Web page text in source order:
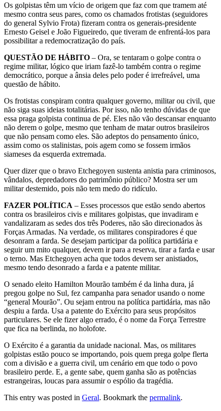
Os golpistas têm um vício de origem que faz com que tramem até
mesmo contra seus pares, como os chamados frotistas (seguidores
do general Sylvio Frota) fizeram contra os generais-presidente
Ernesto Geisel e João Figueiredo, que tiveram de enfrentá-los para
possibilitar a redemocratização do país.
QUESTÃO DE HÁBITO – Ora, se tentaram o golpe contra o
regime militar, lógico que iriam fazê-lo também contra o regime
democrático, porque a ânsia deles pelo poder é irrefreável, uma
questão de hábito.
Os frotistas conspiram contra qualquer governo, militar ou civil, que
não siga suas ideias totalitárias. Por isso, não tenho dúvidas de que
essa praga golpista continua de pé. Eles não vão descansar enquanto
não derem o golpe, mesmo que tenham de matar outros brasileiros
que não pensam como eles. São adeptos do pensamento único,
assim como os stalinistas, pois agem como se fossem irmãos
siameses da esquerda extremada.
Quer dizer que o bravo Etchegoyen sustenta anistia para criminosos,
vândalos, depredadores do patrimônio público? Mostra ser um
militar destemido, pois não tem medo do ridículo.
FAZER POLÍTICA – Esses processos que estão sendo abertos
contra os brasileiros civis e militares golpistas, que invadiram e
vandalizaram as sedes dos três Poderes, não são direcionados às
Forças Armadas. Na verdade, os militares conspiradores é que
desonram a farda. Se desejam participar da política partidária e
seguir um mito qualquer, devem ir para a reserva, tirar a farda e usar
o terno. Mas Etchegoyen acha que todos devem ser anistiados,
mesmo tendo desonrado a farda e a patente militar.
O senado eleito Hamilton Mourão também é da linha dura, já
pregou golpe no Sul, fez campanha para senador usando o nome
“general Mourão”. Ou sejam entrou na política partidária, mas não
despiu a farda. Usa a patente do Exército para seus propósitos
particulares. Se ele fizer algo errado, é o nome da Força Terrestre
que fica na berlinda, no holofote.
O Exército é a garantia da unidade nacional. Mas, os militares
golpistas estão pouco se importando, pois quem prega golpe flerta
com a divisão e a guerra civil, um cenário em que todo o povo
brasileiro perde. E, a gente sabe, quem ganha são as potências
estrangeiras, loucas para assumir o espólio da tragédia.
This entry was posted in Geral. Bookmark the permalink.